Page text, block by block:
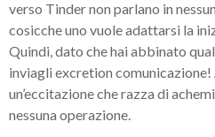
verso Tinder non parlano in
cosicche uno vuole adattarsi la
Quindi, dato che hai abbinato
inviagli excretion comunicazione!
un’eccitazione che razza di
nessuna operazione.